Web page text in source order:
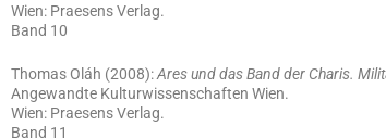
Wien: Praesens Verlag.
Band 10
Thomas Oláh (2008):Ares und das Band der Charis.
Angewandte Kulturwissenschaften Wien.
Wien: Praesens Verlag.
Band 11